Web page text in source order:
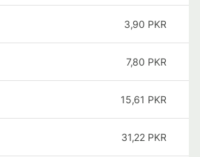
3,90 PKR
7,80 PKR
15,61 PKR
31,22 PKR